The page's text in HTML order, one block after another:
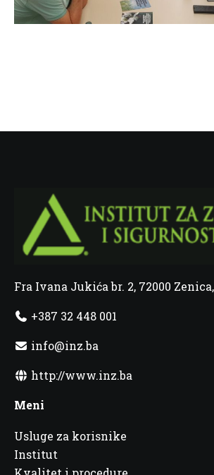
Fra Ivana Jukića br. 2, 72000
+387 32 448 001
info@inz.ba
http://www.inz.ba
Meni
Usluge za korisnike
Institut